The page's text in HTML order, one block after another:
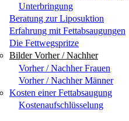
Unterbringung
Beratung zur Liposuktion
Erfahrung mit Fettabsaugungen
Die Fettwegspritze
Bilder Vorher / Nachher
Vorher / Nachher Frauen
Vorher / Nachher Männer
Kosten einer Fettabsaugung
Kostenaufschlüsselung